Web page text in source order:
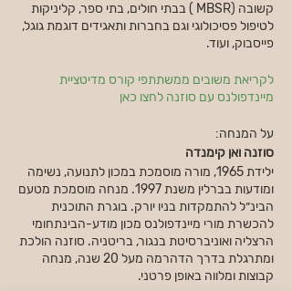
קשובה (MBSR ) בבתי חולים, בתי ספר, קליניקות
לטיפול פסיכולוגי וגם בחברות ותאגידים דוגמת גוגל,
פייסבוק, ועוד.
לקריאת משובים ממשתתפי קורס מדיטציית
מיינדפולנס עם סוזנה לחצו כאן
על המנחה:
סוזנה ואן קימנדה
ילידת 1965, מורה מוסמכת במכון לתנועה, נשימה
ומודעות בברלין משנת 1997. מנחה מוסמכת מטעם
הבינ״ל להתמקדות בניו יורק. בוגרת התוכנית
להכשרת מורי מיינדפולנס מכון מודע-הבינתחומי
הרצליה ואוניברסיטת בנגור, בריטניה. סוזנה הולכת
ומתרגלת בדרך הדהרמה מעל 20 שנה, מנחה
קבוצות ומלווה באופן פרטני.